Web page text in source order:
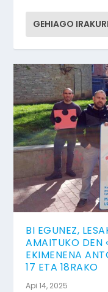
GEHIAGO
BI EGUNEZ,
AMAITUKO DEN
EKIMENENA
17 ETA 18RAKO
Api 14, 2025